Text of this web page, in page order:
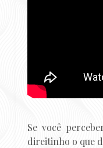
Se você
direitinho o que